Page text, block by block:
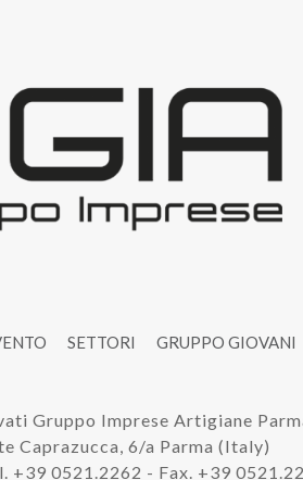
SETTORI GRUPPO GIOVANI
Gruppo Imprese Artigiane
Caprazucca, 6/a Parma (Italy)
+39 0521.2262 - Fax. +39